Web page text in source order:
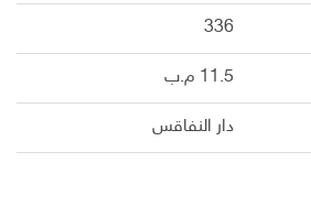
336
11.5 م.ب
دار النفاقس